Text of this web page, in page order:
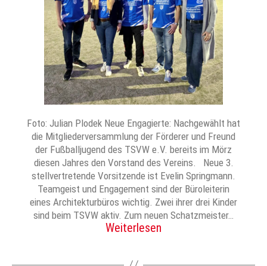
Foto: Julian Plodek Neue Engagierte: Nachgewählt hat
die Mitgliederversammlung der Förderer und Freund
der Fußballjugend des TSVW e.V. bereits im Mörz
diesen Jahres den Vorstand des Vereins. Neue 3.
stellvertretende Vorsitzende ist Evelin Springmann.
Teamgeist und Engagement sind der Büroleiterin
eines Architekturbüros wichtig. Zwei ihrer drei Kinder
sind beim TSVW aktiv. Zum neuen Schatzmeister…
Weiterlesen